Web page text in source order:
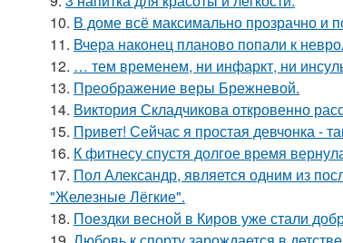
10. В доме всё максимально прозрачно и
11. Вчера наконец планово попали к
12. … тем временем, ни инфаркт, ни
13. Преображение веры Брежневой.
14. Виктория Складчикова откровенно
15. Привет! Сейчас я простая девчонка -
16. К фитнесу спустя долгое время
17. Пол Александр, является одним из
"Железные Лёгкие".
18. Поездки весной в Киров уже стали